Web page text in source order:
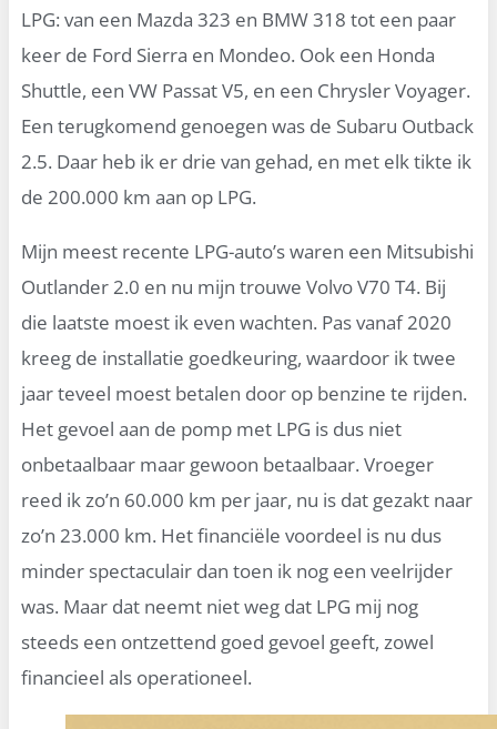
LPG: van een Mazda 323 en BMW 318 tot een paar
keer de Ford Sierra en Mondeo. Ook een Honda
Shuttle, een VW Passat V5, en een Chrysler Voyager.
Een terugkomend genoegen was de Subaru Outback
2.5. Daar heb ik er drie van gehad, en met elk tikte ik
de 200.000 km aan op LPG.
Mijn meest recente LPG-auto’s waren een Mitsubishi
Outlander 2.0 en nu mijn trouwe Volvo V70 T4. Bij
die laatste moest ik even wachten. Pas vanaf 2020
kreeg de installatie goedkeuring, waardoor ik twee
jaar teveel moest betalen door op benzine te rijden.
Het gevoel aan de pomp met LPG is dus niet
onbetaalbaar maar gewoon betaalbaar. Vroeger
reed ik zo’n 60.000 km per jaar, nu is dat gezakt naar
zo’n 23.000 km. Het financiële voordeel is nu dus
minder spectaculair dan toen ik nog een veelrijder
was. Maar dat neemt niet weg dat LPG mij nog
steeds een ontzettend goed gevoel geeft, zowel
financieel als operationeel.